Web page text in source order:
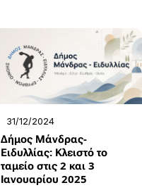
31/12/2024
Δήμος Μάνδρας-
Ειδυλλίας: Κλειστό το
ταμείο στις 2 και 3
Ιανουαρίου 2025